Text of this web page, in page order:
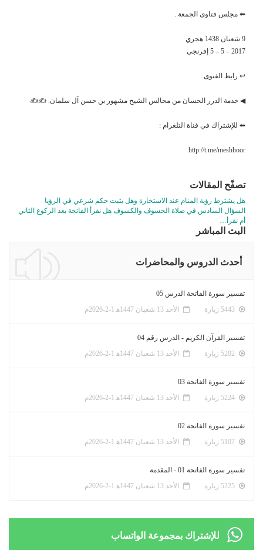
⬅ مجلس فتاوى الجمعة .
9 شعبان 1438 هجري
2017 – 5 – 5 إفرنجي
↩ رابط الفتوى :
◀ خدمة الدرر الحسان من مجالس الشيخ مشهور بن حسن آل سلمان. ✍✍
⬅ للإشتراك في قناة التلغرام :
http://t.me/meshhoor
تصفّح المقالات
هل يشترط رؤية المنام عند الاستخارة وهل يثبت حكم شرعي في الرؤيا
السؤال السادس في صلاة الخسوف والكسوف هل نقرأ الفاتحة بعد الركوع الثاني
أم نقرأ…
البث المباشر
أحدث الدروس والمحاضرات
تفسير سورة الفاتحة الدرس 05
الأحد 13 شعبان 1447ﻫ 1-2-2026م
تفسير القرآن الكريم - الدرس رقم 04
الأحد 13 شعبان 1447ﻫ 1-2-2026م
تفسير سورة الفاتحة 03
الأحد 13 شعبان 1447ﻫ 1-2-2026م
تفسير سورة الفاتحة 02
الأحد 13 شعبان 1447ﻫ 1-2-2026م
تفسير سورة الفاتحة 01 - المقدمة
الأحد 13 شعبان 1447ﻫ 1-2-2026م
للإشتراك بمجموعة الواتساب